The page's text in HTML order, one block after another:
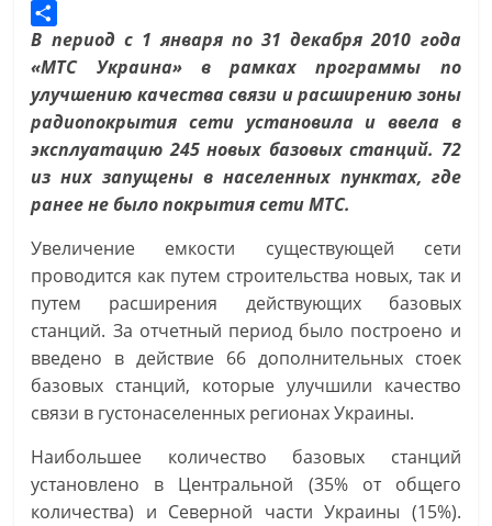
n
o
k
l
a
s
s
n
k
i
a
i
l
.
R
u
T
e
l
e
g
r
a
m
О
т
п
р
а
в
и
ь
В период с 1 января по 31 декабря 2010 года
«МТС Украина» в рамках программы по
улучшению качества связи и расширению зоны
радиопокрытия сети установила и ввела в
эксплуатацию 245 новых базовых станций. 72
из них запущены в населенных пунктах, где
ранее не было покрытия сети МТС.
Увеличение емкости существующей сети
проводится как путем строительства новых, так и
путем расширения действующих базовых
станций. За отчетный период было построено и
введено в действие 66 дополнительных стоек
базовых станций, которые улучшили качество
связи в густонаселенных регионах Украины.
Наибольшее количество базовых станций
установлено в Центральной (35% от общего
количества) и Северной части Украины (15%).